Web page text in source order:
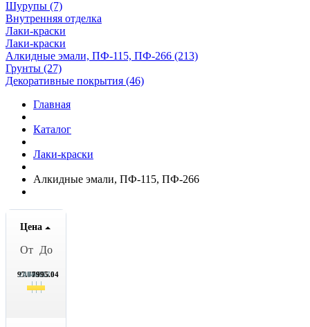
Шурупы (7)
Внутренняя отделка
Лаки-краски
Лаки-краски
Алкидные эмали, ПФ-115, ПФ-266 (213)
Грунты (27)
Декоративные покрытия (46)
Главная
Каталог
Лаки-краски
Алкидные эмали, ПФ-115, ПФ-266
Цена
От До
97.75
2071.75
4046.75
6020.75
7995.04